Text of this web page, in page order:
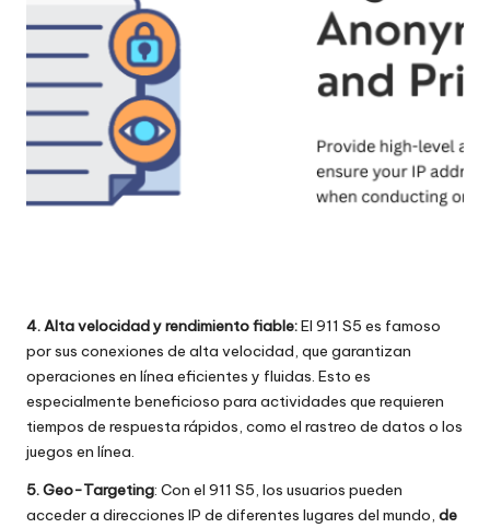
4. Alta velocidad y rendimiento fiable:El 911 S5 es famoso
por sus conexiones de alta velocidad, que garantizan
operaciones en línea eficientes y fluidas. Esto es
especialmente beneficioso para actividades que requieren
tiempos de respuesta rápidos, como el rastreo de datos o los
juegos en línea.
5. Geo-Targeting: Con el 911 S5, los usuarios pueden
acceder a direcciones IP de diferentes lugares del mundo, de